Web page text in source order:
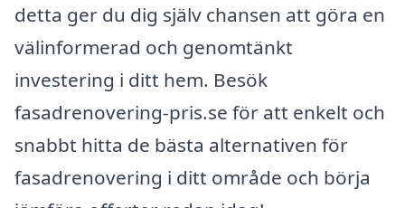
detta ger du dig själv chansen att göra en
välinformerad och genomtänkt
investering i ditt hem. Besök
fasadrenovering-pris.se för att enkelt och
snabbt hitta de bästa alternativen för
fasadrenovering i ditt område och börja